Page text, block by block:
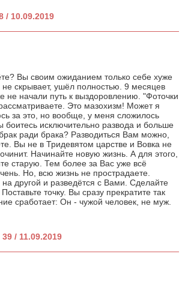
/ 10.09.2019
Вы своим ожиданием только себе хуже
скрывает, ушёл полностью. 9 месяцев
не начали путь к выздоровлению. "Фоточки
Это мазохизм! Может я
за это, но вообще, у меня сложилось
боитесь исключительно развода и больше
ради брака? Разводиться Вам можно,
Вы не в Тридевятом царстве и Вовка не
Начинайте новую жизнь. А для этого,
старую. Тем более за Вас уже всё
Но, всю жизнь не прострадаете.
другой и разведётся с Вами. Сделайте
точку. Вы сразу прекратите так
сработает: Он - чужой человек, не муж.
/ 11.09.2019